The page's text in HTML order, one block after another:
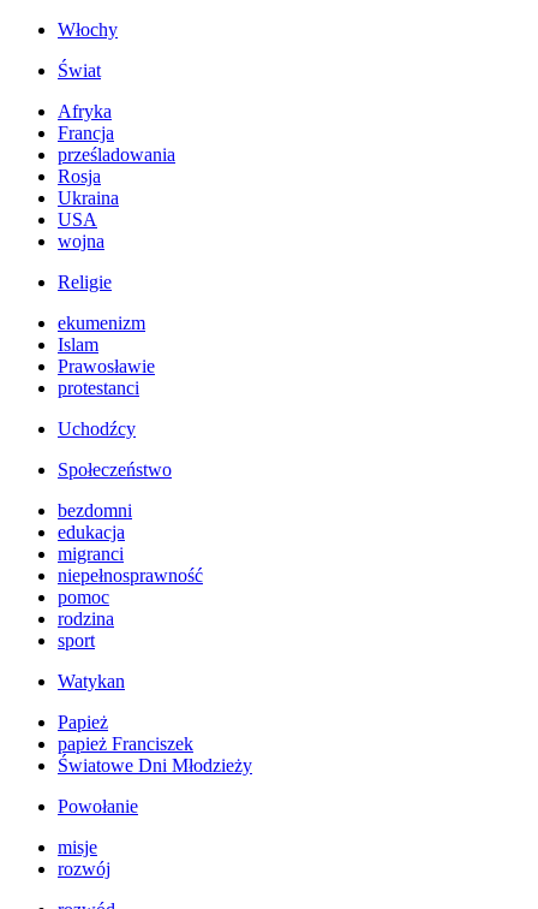
Włochy
Świat
Afryka
Francja
prześladowania
Rosja
Ukraina
USA
wojna
Religie
ekumenizm
Islam
Prawosławie
protestanci
Uchodźcy
Społeczeństwo
bezdomni
edukacja
migranci
niepełnosprawność
pomoc
rodzina
sport
Watykan
Papież
papież Franciszek
Światowe Dni Młodzieży
Powołanie
misje
rozwój